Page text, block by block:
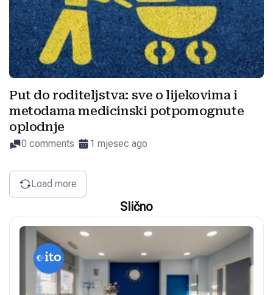
Put do roditeljstva: sve o lijekovima i
metodama medicinski potpomognute
oplodnje
0 comments 1 mjesec ago
Load more
Slično